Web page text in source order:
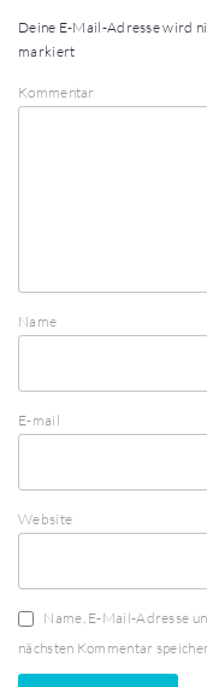
Deine E-Mail-Adresse wird
markiert
Kommentar
Name
E-mail
Website
Name, E-Mail-Adresse
nächsten Kommentar